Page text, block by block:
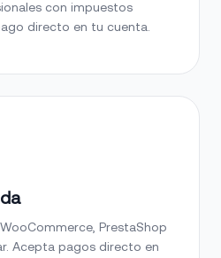
con impuestos
directo en tu cuenta.
PrestaShop
Acepta pagos directo en